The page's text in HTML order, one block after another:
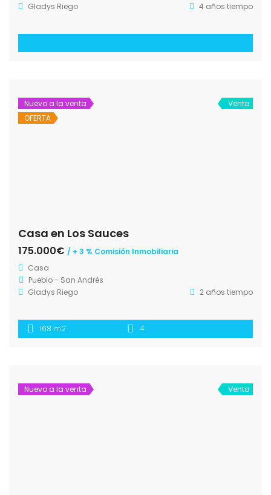
Gladys Riego
4 años tiempo
Nuevo a la venta
OFERTA
Venta
Casa en Los Sauces
175.000€ / + 3 % Comisión Inmobiliaria
Casa
Pueblo - San Andrés
Gladys Riego
2 años tiempo
168 m2 4
Nuevo a la venta Venta